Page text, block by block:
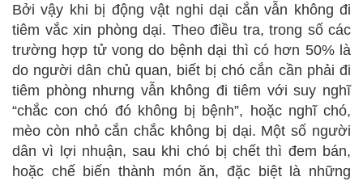
Bởi vậy khi bị động vật nghi dại cắn vẫn không đi
tiêm vắc xin phòng dại. Theo điều tra, trong số các
trường hợp tử vong do bệnh dại thì có hơn 50% là
do người dân chủ quan, biết bị chó cắn cần phải đi
tiêm phòng nhưng vẫn không đi tiêm với suy nghĩ
“chắc con chó đó không bị bệnh”, hoặc nghĩ chó,
mèo còn nhỏ cắn chắc không bị dại. Một số người
dân vì lợi nhuận, sau khi chó bị chết thì đem bán,
hoặc chế biến thành món ăn, đặc biệt là những